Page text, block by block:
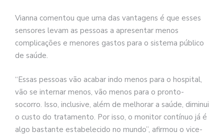
Vianna comentou que uma das vantagens é que esses
sensores levam as pessoas a apresentar menos
complicações e menores gastos para o sistema público
de saúde.
“Essas pessoas vão acabar indo menos para o hospital,
vão se internar menos, vão menos para o pronto-
socorro. Isso, inclusive, além de melhorar a saúde, diminui
o custo do tratamento. Por isso, o monitor contínuo já é
algo bastante estabelecido no mundo”, afirmou o vice-